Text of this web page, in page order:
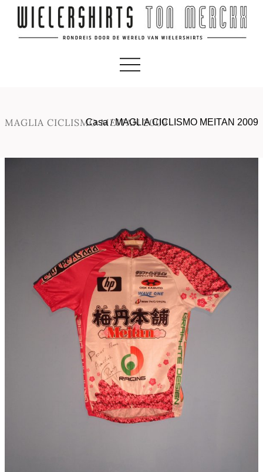
MAGLIA CICLISMO MEITAN 2009
Casa/MAGLIA CICLISMO MEITAN 2009